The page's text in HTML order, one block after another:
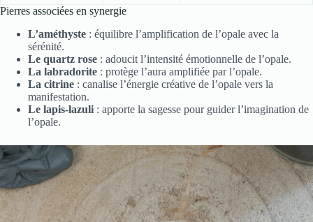
Pierres associées en synergie
L’améthyste : équilibre l’amplification de l’opale avec la
sérénité.
Le quartz rose : adoucit l’intensité émotionnelle de l’opale.
La labradorite : protège l’aura amplifiée par l’opale.
La citrine : canalise l’énergie créative de l’opale vers la
manifestation.
Le lapis-lazuli : apporte la sagesse pour guider l’imagination de
l’opale.